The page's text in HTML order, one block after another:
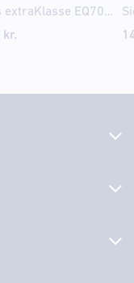
Siemens extraKlasse EQ700 iAroma Espresso kaffivél
kr.